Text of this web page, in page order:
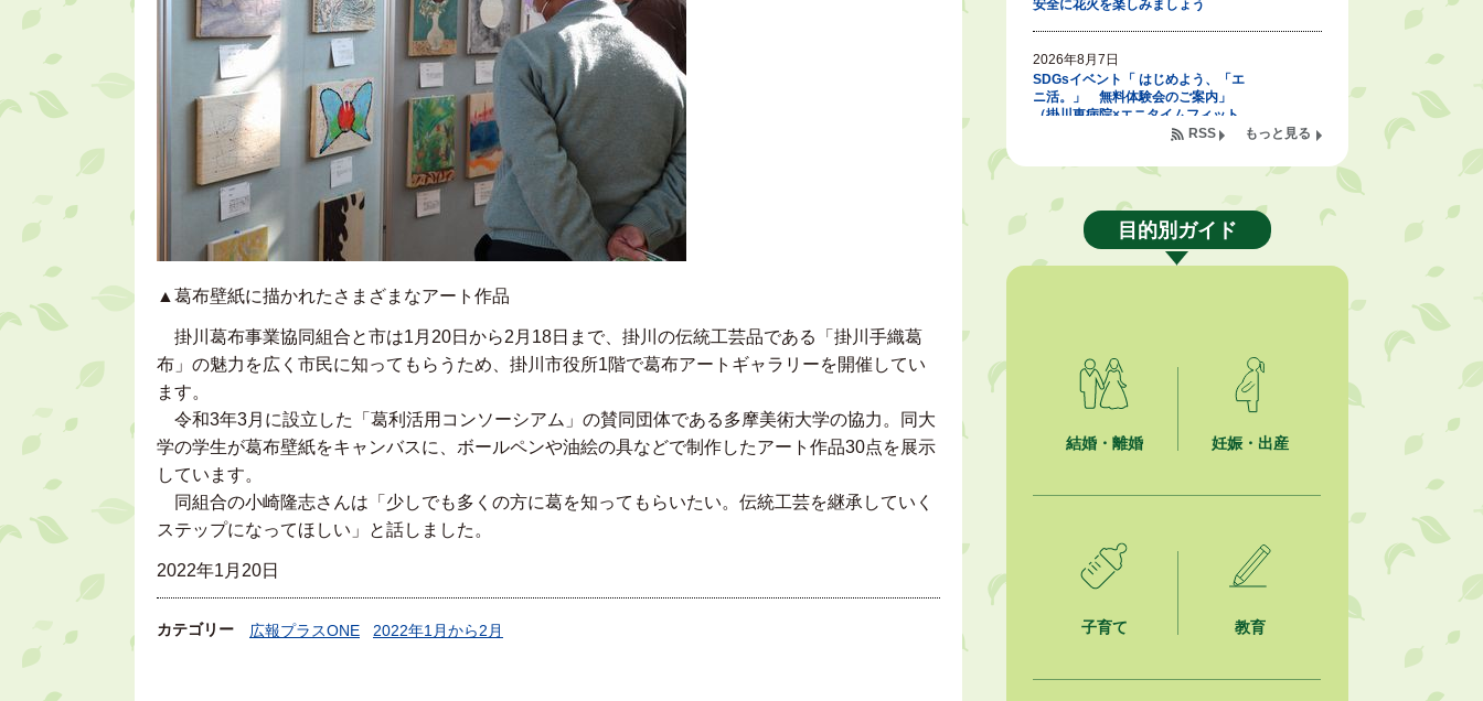
▲葛布壁紙に描かれたさまざまなアート作品
掛川葛布事業協同組合と市は1月20日から2月18日まで、掛川の伝統工芸品である「掛川手織葛
布」の魅力を広く市民に知ってもらうため、掛川市役所1階で葛布アートギャラリーを開催してい
ます。
令和3年3月に設立した「葛利活用コンソーシアム」の賛同団体である多摩美術大学の協力。同大
学の学生が葛布壁紙をキャンバスに、ボールペンや油絵の具などで制作したアート作品30点を展示
しています。
同組合の小崎隆志さんは「少しでも多くの方に葛を知ってもらいたい。伝統工芸を継承していく
ステップになってほしい」と話しました。
2022年1月20日
カテゴリー 広報プラスONE 2022年1月から2月
安全に花火を楽しみましょう
2026年8月7日
SDGsイベント「 はじめよう、「エ
ニ活。」 無料体験会のご案内」
（掛川東病院×エニタイムフィット
「掛川の教育<統計書>」について
2026年8月6日
2026年8月6日
熱中症対策「クーリングシェルタ
ー」の設置について
2026年8月6日
「お茶を知る・体験する講座」を開
催します
2026年8月5日
もっと見る
RSS
目的別ガイド
結婚・離婚 妊娠・出産
子育て 教育